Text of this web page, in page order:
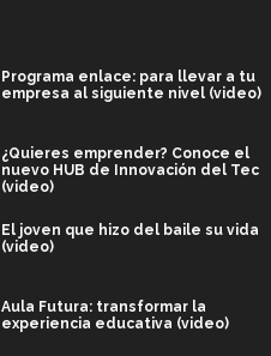
Programa enlace: para llevar a tu
empresa al siguiente nivel (video)
¿Quieres emprender? Conoce el
nuevo HUB de Innovación del Tec
(video)
El joven que hizo del baile su vida
(video)
Aula Futura: transformar la
experiencia educativa (video)